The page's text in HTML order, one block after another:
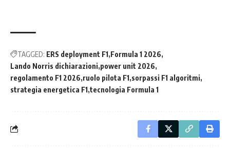
TAGGED: ERS deployment F1 Formula 1 2026
Lando Norris dichiarazioni power unit 2026
regolamento F1 2026 ruolo pilota F1 sorpassi F1 algoritmi
strategia energetica F1 tecnologia Formula 1